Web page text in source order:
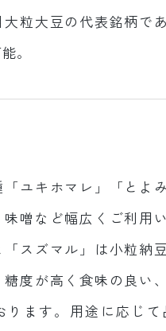
粒大豆の代表銘柄で
。
「ユキホマレ」「とよ
噌など幅広くご利用
「スズマル」は小粒納
糖度が高く食味の良い
ります。用途に応じ